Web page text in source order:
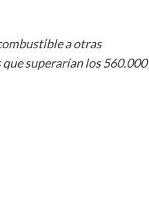
a otras
superarían los 560.000